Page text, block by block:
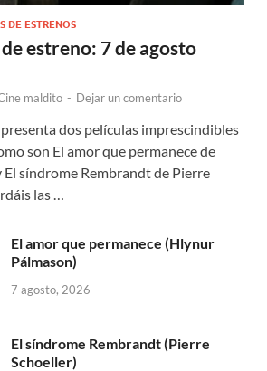
DE ESTRENOS
estreno: 7 de agosto
maldito - Dejar un comentario
dos películas imprescindibles
son El amor que permanece de
síndrome Rembrandt de Pierre
las …
El amor que permanece (Hlynur
Pálmason)
7 agosto, 2026
El síndrome Rembrandt (Pierre
Schoeller)